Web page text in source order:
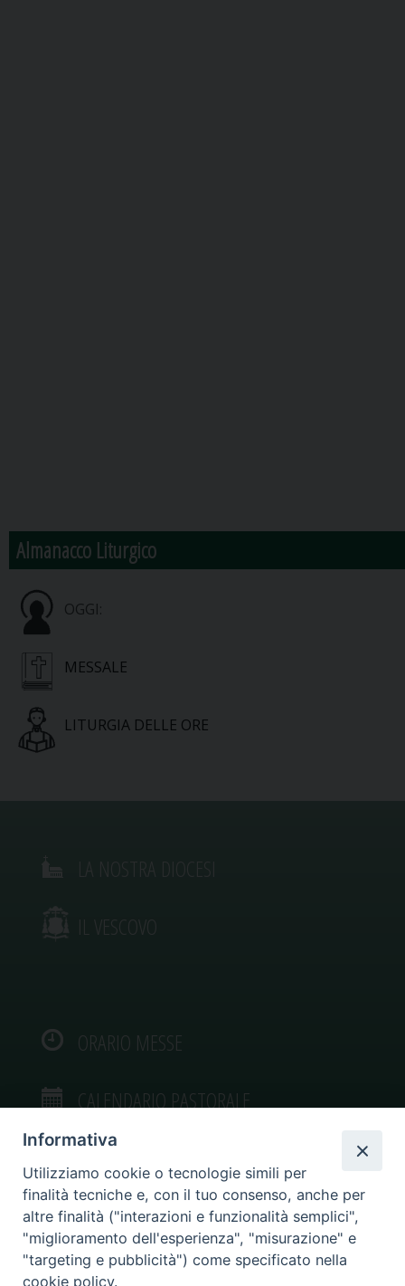
Almanacco Liturgico
OGGI:
MESSALE
LITURGIA DELLE ORE
IL VESCOVO
ORARIO MESSE
CALENDARIO PASTORALE
VIDEOGALLERY
PHOTOGALLERY
Informativa
Utilizziamo cookie o tecnologie simili per
finalità tecniche e, con il tuo consenso, anche per
altre finalità ("interazioni e funzionalità semplici",
"miglioramento dell'esperienza", "misurazione" e
"targeting e pubblicità") come specificato nella
cookie policy.